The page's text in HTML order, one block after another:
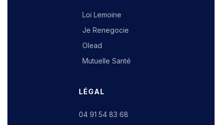
Loi Lemoine
Je Renegocie
Olead
Mutuelle Santé
LÉGAL
04 91 54 83 68